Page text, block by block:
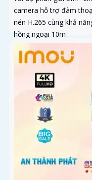
camera hỗ trợ đàm
nén H.265 cùng khả
hồng ngoại 10m